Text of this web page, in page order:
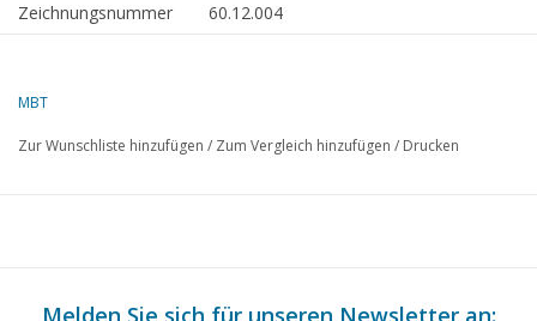
Zeichnungsnummer
60.12.004
Beschreibung
Flammenfresser
Anzahl Blätter A00
0
MBT
Zur Wunschliste hinzufügen / Zum Vergleich hinzufügen / Drucken